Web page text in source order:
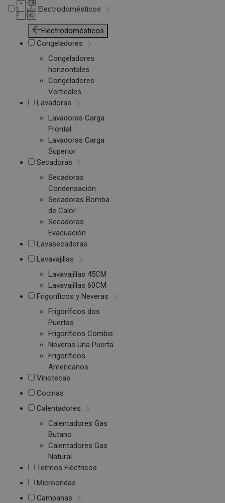
Electrodomésticos
Electrodomésticos
Congeladores
Congeladores
horizontales
Congeladores
Verticales
Lavadoras
Lavadoras Carga
Frontal
Lavadoras Carga
Superior
Secadoras
Secadoras
Condensación
Secadoras Bomba
de Calor
Secadoras
Evacuación
Lavasecadoras
Lavavajillas
Lavavajillas 45CM
Lavavajillas 60CM
Frigoríficos y Neveras
Frigoríficos dos
Puertas
Frigoríficos Combis
Neveras Una Puerta
Frigoríficos
Americanos
Vinotecas
Cocinas
Calentadores
Calentadores Gas
Butano
Calentadores Gas
Natural
Termos Eléctricos
Microondas
Campanas